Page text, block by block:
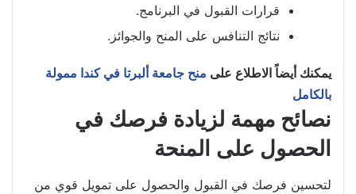
قرارات القبول في البرنامج.
نتائج التنافس على المنح والجوائز.
يمكنك أيضاً الاطلاع على منح جامعة ألبرتا في كندا ممولة
بالكامل
نصائح مهمة لزيادة فرصك في
الحصول على المنحة
لتحسين فرصك في القبول والحصول على تمويل قوي من